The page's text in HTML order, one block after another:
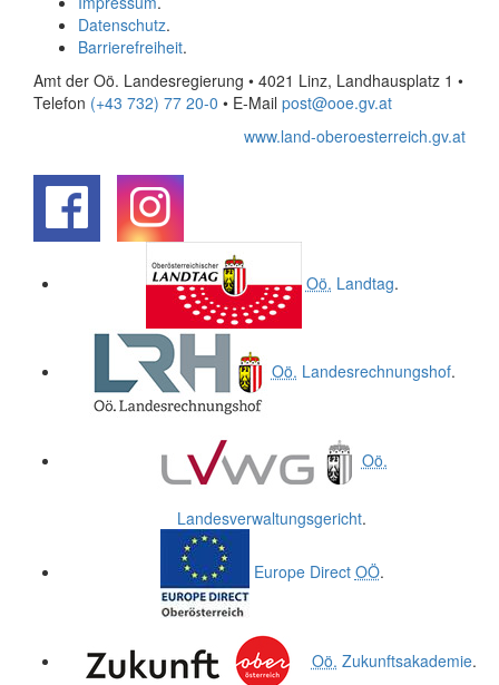
Datenschutz.
Barrierefreiheit.
Amt der Oö. Landesregierung • 4021 Linz, Landhausplatz 1 •
Telefon (+43 732) 77 20-0 • E-Mail post@ooe.gv.at
www.land-oberoesterreich.gv.at
Oö. Landtag.
Oö. Landesrechnungshof.
Oö.
Landesverwaltungsgericht.
Europe Direct OÖ.
Oö. Zukunftsakademie.